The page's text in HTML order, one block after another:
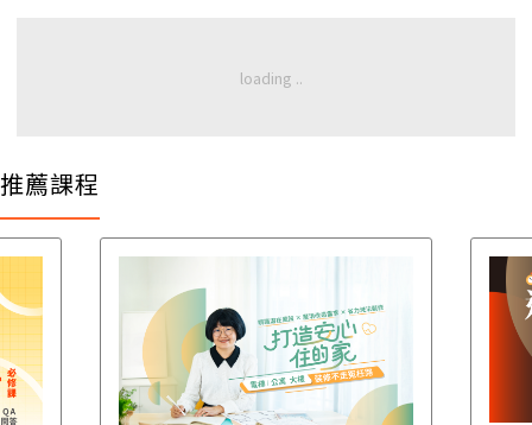
推薦課程